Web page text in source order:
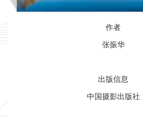
作者
张振华
出版信息
中国摄影出版社